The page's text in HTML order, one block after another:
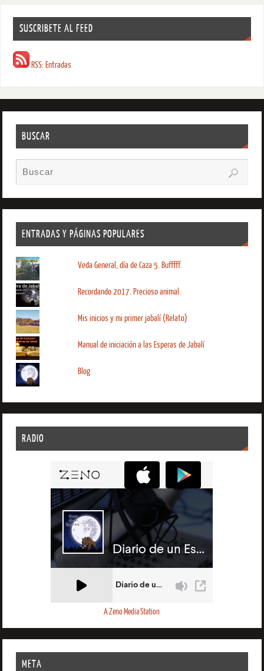
SUSCRIBETE AL FEED
RSS: Entradas
BUSCAR
ENTRADAS Y PÁGINAS POPULARES
Veda General, día de Caza 5. Bufffff.
Recordando 2017. Precioso animal.
Mis inicios y mi primer jabalí (Relato)
Manual de iniciación a las Esperas de Jabalí
Blog
RADIO
A Zeno Media Station
META